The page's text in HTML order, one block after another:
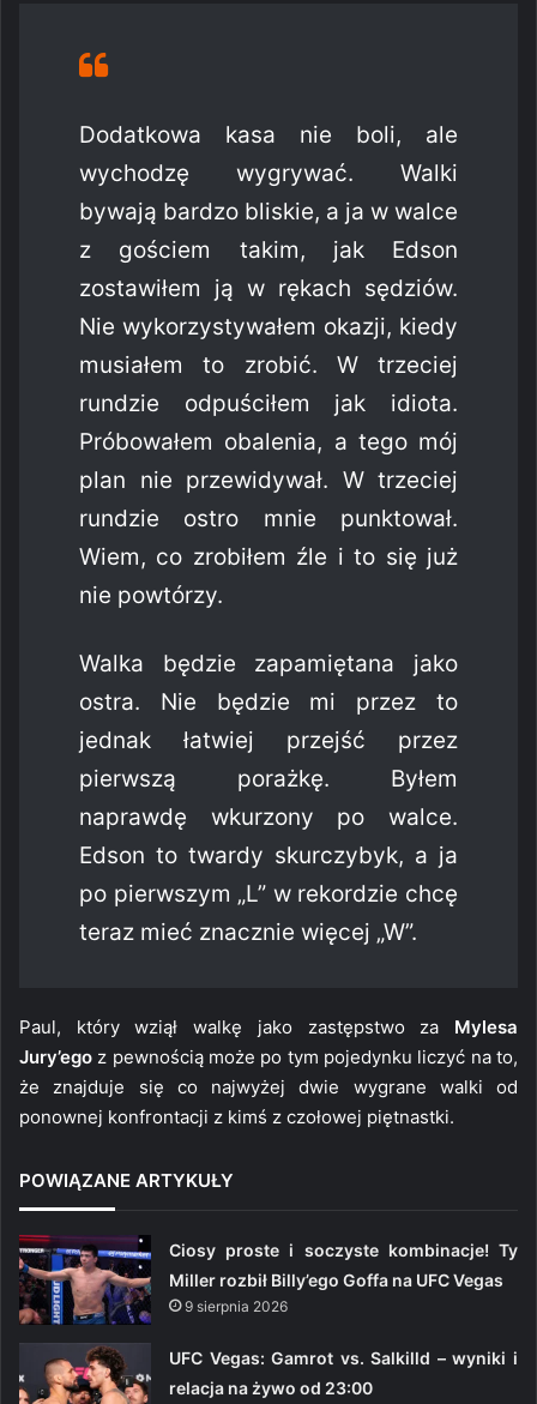
Dodatkowa kasa nie boli, ale
wychodzę wygrywać. Walki
bywają bardzo bliskie, a ja w walce
z gościem takim, jak Edson
zostawiłem ją w rękach sędziów.
Nie wykorzystywałem okazji, kiedy
musiałem to zrobić. W trzeciej
rundzie odpuściłem jak idiota.
Próbowałem obalenia, a tego mój
plan nie przewidywał. W trzeciej
rundzie ostro mnie punktował.
Wiem, co zrobiłem źle i to się już
nie powtórzy.
Walka będzie zapamiętana jako
ostra. Nie będzie mi przez to
jednak łatwiej przejść przez
pierwszą porażkę. Byłem
naprawdę wkurzony po walce.
Edson to twardy skurczybyk, a ja
po pierwszym „L” w rekordzie chcę
teraz mieć znacznie więcej „W”.
Paul, który wziął walkę jako zastępstwo za Mylesa
Jury’ego z pewnością może po tym pojedynku liczyć na to,
że znajduje się co najwyżej dwie wygrane walki od
ponownej konfrontacji z kimś z czołowej piętnastki.
POWIĄZANE ARTYKUŁY
Ciosy proste i soczyste kombinacje! Ty
Miller rozbił Billy’ego Goffa na UFC Vegas
9 sierpnia 2026
UFC Vegas: Gamrot vs. Salkilld – wyniki i
relacja na żywo od 23:00